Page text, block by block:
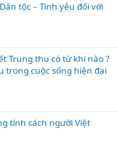
tộc – Tình yêu đối với
Trung thu có từ khi nào ?
trong cuộc sống hiện đại
tính cách người Việt